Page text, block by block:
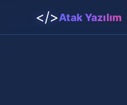
</>Atak Yazılım